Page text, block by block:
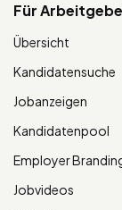
Für
Übersicht
Kandidatensuche
Jobanzeigen
Kandidatenpool
Employer
Jobvideos